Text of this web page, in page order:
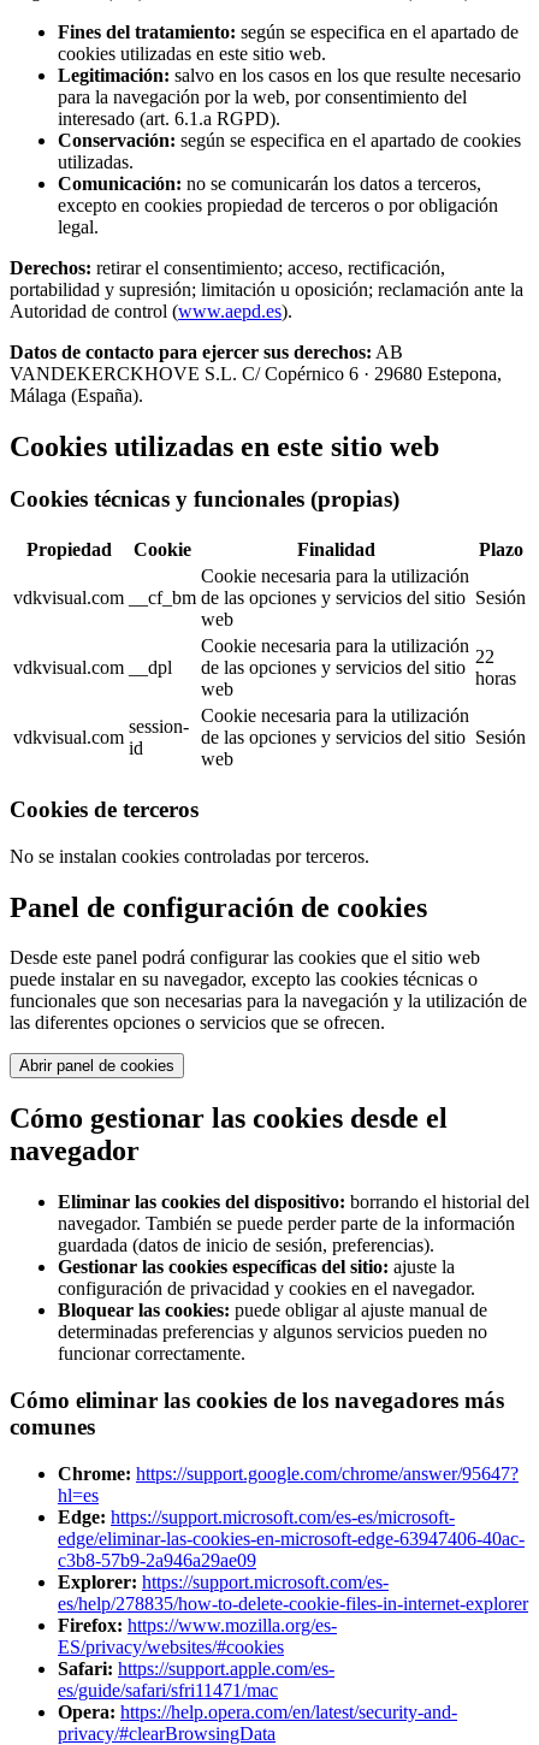
Fines del tratamiento: según se especifica en el apartado de
cookies utilizadas en este sitio web.
Legitimación: salvo en los casos en los que resulte necesario
para la navegación por la web, por consentimiento del
interesado (art. 6.1.a RGPD).
Conservación: según se especifica en el apartado de cookies
utilizadas.
Comunicación: no se comunicarán los datos a terceros,
excepto en cookies propiedad de terceros o por obligación
legal.
Derechos: retirar el consentimiento; acceso, rectificación,
portabilidad y supresión; limitación u oposición; reclamación ante la
Autoridad de control (www.aepd.es).
Datos de contacto para ejercer sus derechos: AB
VANDEKERCKHOVE S.L. C/ Copérnico 6 · 29680 Estepona,
Málaga (España).
Cookies utilizadas en este sitio web
Cookies técnicas y funcionales (propias)
Propiedad Cookie Finalidad Plazo
vdkvisual.com __cf_bm
Cookie necesaria para la utilización
de las opciones y servicios del sitio
web
Sesión
vdkvisual.com __dpl
Cookie necesaria para la utilización
de las opciones y servicios del sitio
web
22
horas
vdkvisual.com
session-
id
Cookie necesaria para la utilización
de las opciones y servicios del sitio
web
Sesión
Cookies de terceros
No se instalan cookies controladas por terceros.
Panel de configuración de cookies
Desde este panel podrá configurar las cookies que el sitio web
puede instalar en su navegador, excepto las cookies técnicas o
funcionales que son necesarias para la navegación y la utilización de
las diferentes opciones o servicios que se ofrecen.
Abrir panel de cookies
Cómo gestionar las cookies desde el
navegador
Eliminar las cookies del dispositivo: borrando el historial del
navegador. También se puede perder parte de la información
guardada (datos de inicio de sesión, preferencias).
Gestionar las cookies específicas del sitio: ajuste la
configuración de privacidad y cookies en el navegador.
Bloquear las cookies: puede obligar al ajuste manual de
determinadas preferencias y algunos servicios pueden no
funcionar correctamente.
Cómo eliminar las cookies de los navegadores más
comunes
Chrome: https://support.google.com/chrome/answer/95647?
hl=es
Edge: https://support.microsoft.com/es-es/microsoft-
edge/eliminar-las-cookies-en-microsoft-edge-63947406-40ac-
c3b8-57b9-2a946a29ae09
Explorer: https://support.microsoft.com/es-
es/help/278835/how-to-delete-cookie-files-in-internet-explorer
Firefox: https://www.mozilla.org/es-
ES/privacy/websites/#cookies
Safari: https://support.apple.com/es-
es/guide/safari/sfri11471/mac
Opera: https://help.opera.com/en/latest/security-and-
privacy/#clearBrowsingData